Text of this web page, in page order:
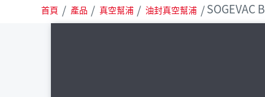
首頁 產品 真空幫浦 油封真空幫浦 SOGEVAC B